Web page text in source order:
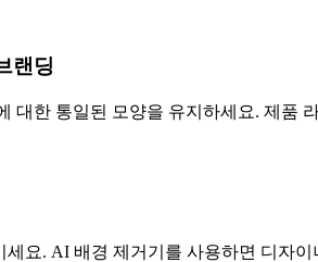
랜딩
대한 통일된 모양을 유지하세요. 제품
요. AI 배경 제거기를 사용하면 디자